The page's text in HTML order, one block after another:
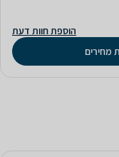
הוספת חוות דעת
מחירים